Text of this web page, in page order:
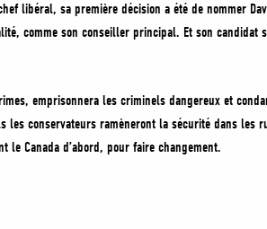
libéral, sa première décision a été de nommer
comme son conseiller principal. Et son candidat
emprisonnera les criminels dangereux et
conservateurs ramèneront la sécurité dans les
Canada d’abord, pour faire changement.